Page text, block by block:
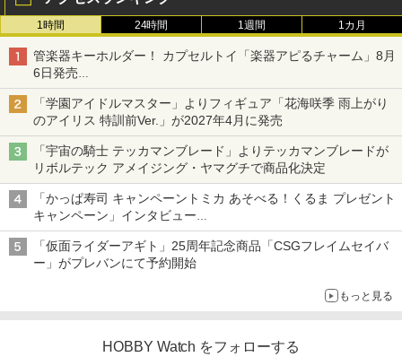
1時間 24時間 1週間 1カ月
管楽器キーホルダー！ カプセルトイ「楽器アピるチャーム」8月
6日発売
チューバ、テナサクなど5種各3色
「学園アイドルマスター」よりフィギュア「花海咲季 雨上がり
のアイリス 特訓前Ver.」が2027年4月に発売
「宇宙の騎士 テッカマンブレード」よりテッカマンブレードが
リボルテック アメイジング・ヤマグチで商品化決定
「かっぱ寿司 キャンペーントミカ あそべる！くるま プレゼント
キャンペーン」インタビュー
子どもが楽しめるかっぱ寿司ならではの体験とコラボの楽しさを
追求
「仮面ライダーアギト」25周年記念商品「CSGフレイムセイバ
ー」がプレバンにて予約開始
もっと見る
HOBBY Watch をフォローする